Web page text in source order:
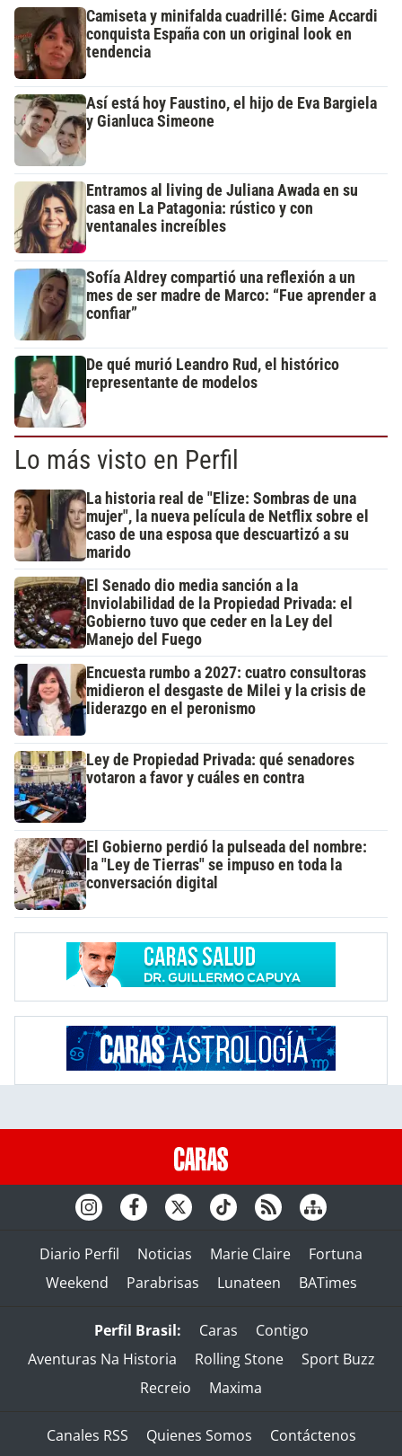
Camiseta y minifalda cuadrillé: Gime Accardi
conquista España con un original look en
tendencia
Así está hoy Faustino, el hijo de Eva Bargiela
y Gianluca Simeone
Entramos al living de Juliana Awada en su
casa en La Patagonia: rústico y con
ventanales increíbles
Sofía Aldrey compartió una reflexión a un
mes de ser madre de Marco: “Fue aprender a
confiar”
De qué murió Leandro Rud, el histórico
representante de modelos
Lo más visto en Perfil
La historia real de "Elize: Sombras de una
mujer", la nueva película de Netflix sobre el
caso de una esposa que descuartizó a su
marido
El Senado dio media sanción a la
Inviolabilidad de la Propiedad Privada: el
Gobierno tuvo que ceder en la Ley del
Manejo del Fuego
Encuesta rumbo a 2027: cuatro consultoras
midieron el desgaste de Milei y la crisis de
liderazgo en el peronismo
Ley de Propiedad Privada: qué senadores
votaron a favor y cuáles en contra
El Gobierno perdió la pulseada del nombre:
la "Ley de Tierras" se impuso en toda la
conversación digital
Diario Perfil Noticias Marie Claire
Fortuna
Weekend
Parabrisas Lunateen BATimes
Perfil Brasil: Caras
Contigo
Aventuras Na Historia
Rolling Stone
Sport Buzz
Recreio
Maxima
Canales RSS Quienes Somos
Contáctenos